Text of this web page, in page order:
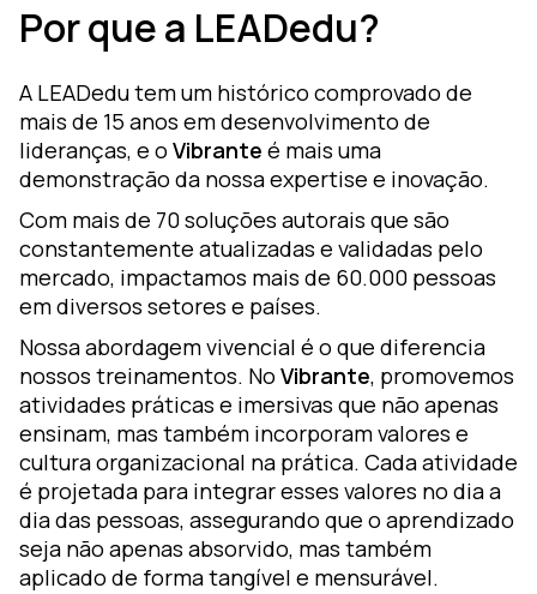
Por que a LEADedu?
A LEADedu tem um histórico comprovado de
mais de 15 anos em desenvolvimento de
lideranças, e o Vibrante é mais uma
demonstração da nossa expertise e inovação.
Com mais de 70 soluções autorais que são
constantemente atualizadas e validadas pelo
mercado, impactamos mais de 60.000 pessoas
em diversos setores e países.
Nossa abordagem vivencial é o que diferencia
nossos treinamentos. No Vibrante, promovemos
atividades práticas e imersivas que não apenas
ensinam, mas também incorporam valores e
cultura organizacional na prática. Cada atividade
é projetada para integrar esses valores no dia a
dia das pessoas, assegurando que o aprendizado
seja não apenas absorvido, mas também
aplicado de forma tangível e mensurável.